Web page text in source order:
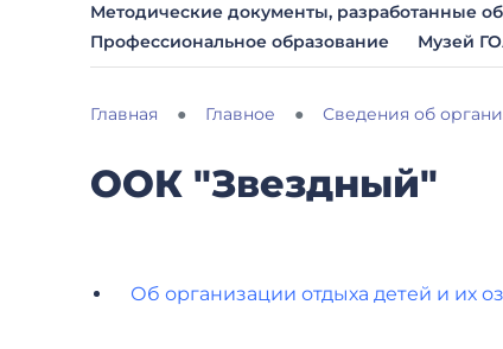
Методические документы, разработанные
Профессиональное образование
Музей
Главная Главное Сведения об
ООК "Звездный"
Об организации отдыха детей и их